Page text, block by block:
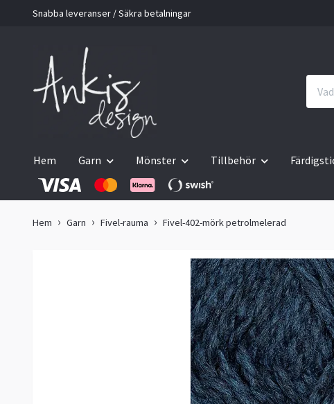
Snabba leveranser / Säkra betalningar
Hem Garn Mönster Tillbehör
Hem Garn Fivel-rauma Fivel-402-mörk petrolmelerad